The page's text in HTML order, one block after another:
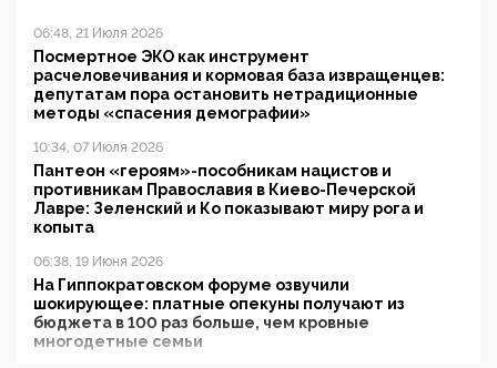
06:48, 21 Июля 2026
Посмертное ЭКО как инструмент
расчеловечивания и кормовая база извращенцев:
депутатам пора остановить нетрадиционные
методы «спасения демографии»
10:34, 07 Июля 2026
Пантеон «героям»-пособникам нацистов и
противникам Православия в Киево-Печерской
Лавре: Зеленский и Ко показывают миру рога и
копыта
06:38, 19 Июня 2026
На Гиппократовском форуме озвучили
шокирующее: платные опекуны получают из
бюджета в 100 раз больше, чем кровные
многодетные семьи